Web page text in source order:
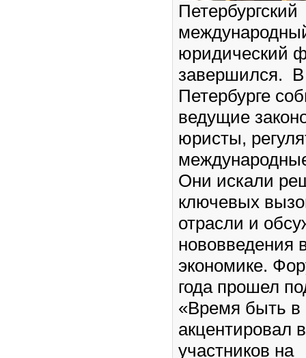
Петербургский
юридический
завершился. В
Петербурге
ведущие
юристы,
Они искали
ключевых
отрасли и
нововведения
экономике.
года прошел
«Время быть в
акцентировал
участников на